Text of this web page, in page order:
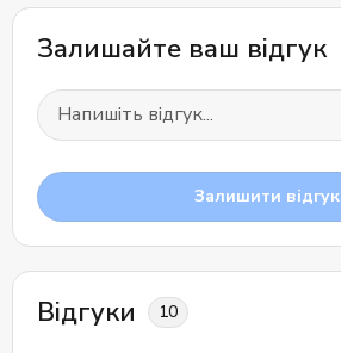
Залишайте ваш відгук
Залишити відгук
Відгуки 10